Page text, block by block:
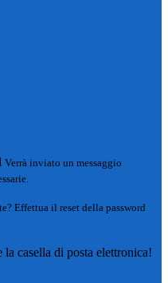
Verrà inviato un messaggio
Effettua il reset della password
casella di posta elettronica!